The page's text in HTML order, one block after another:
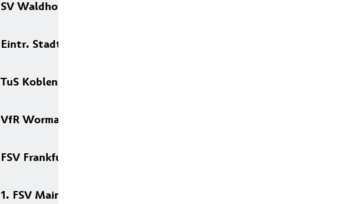
SV Waldhof Mannheim
Eintr. Stadtallendorf
TuS Koblenz
VfR Wormatia Worms
FSV Frankfurt
1. FSV Mainz 05 II